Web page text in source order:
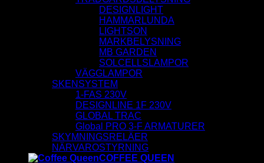
DESIGNLIGHT
HAMMARLUNDA
LIGHTSON
MARKBELYSNING
MB GARDEN
SOLCELLSLAMPOR
VÄGGLAMPOR
SKENSYSTEM
1-FAS 230V
DESIGNLINE 1F 230V
GLOBAL TRAC
Global PRO 3-F ARMATURER
SKYMNINGSRELÄER
NÄRVAROSTYRNING
COFFEE QUEEN